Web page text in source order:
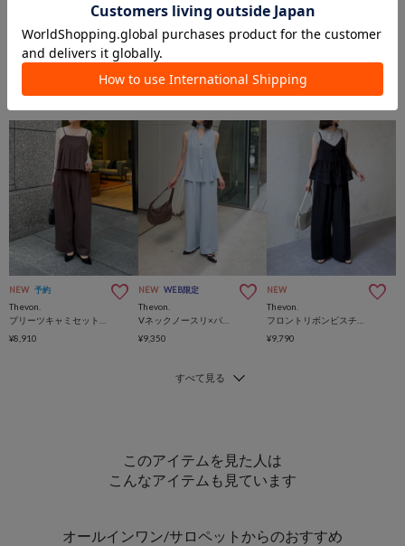
NEW 予約
Thevon.
¥8,910
NEW WEB限定
Thevon.
Vネックノースリ×パンツセットアップ
¥9,350
NEW
Thevon.
¥9,790
このアイテムを見た人は
こんなアイテムも見ています
オールインワン/サロペットからのおすすめ